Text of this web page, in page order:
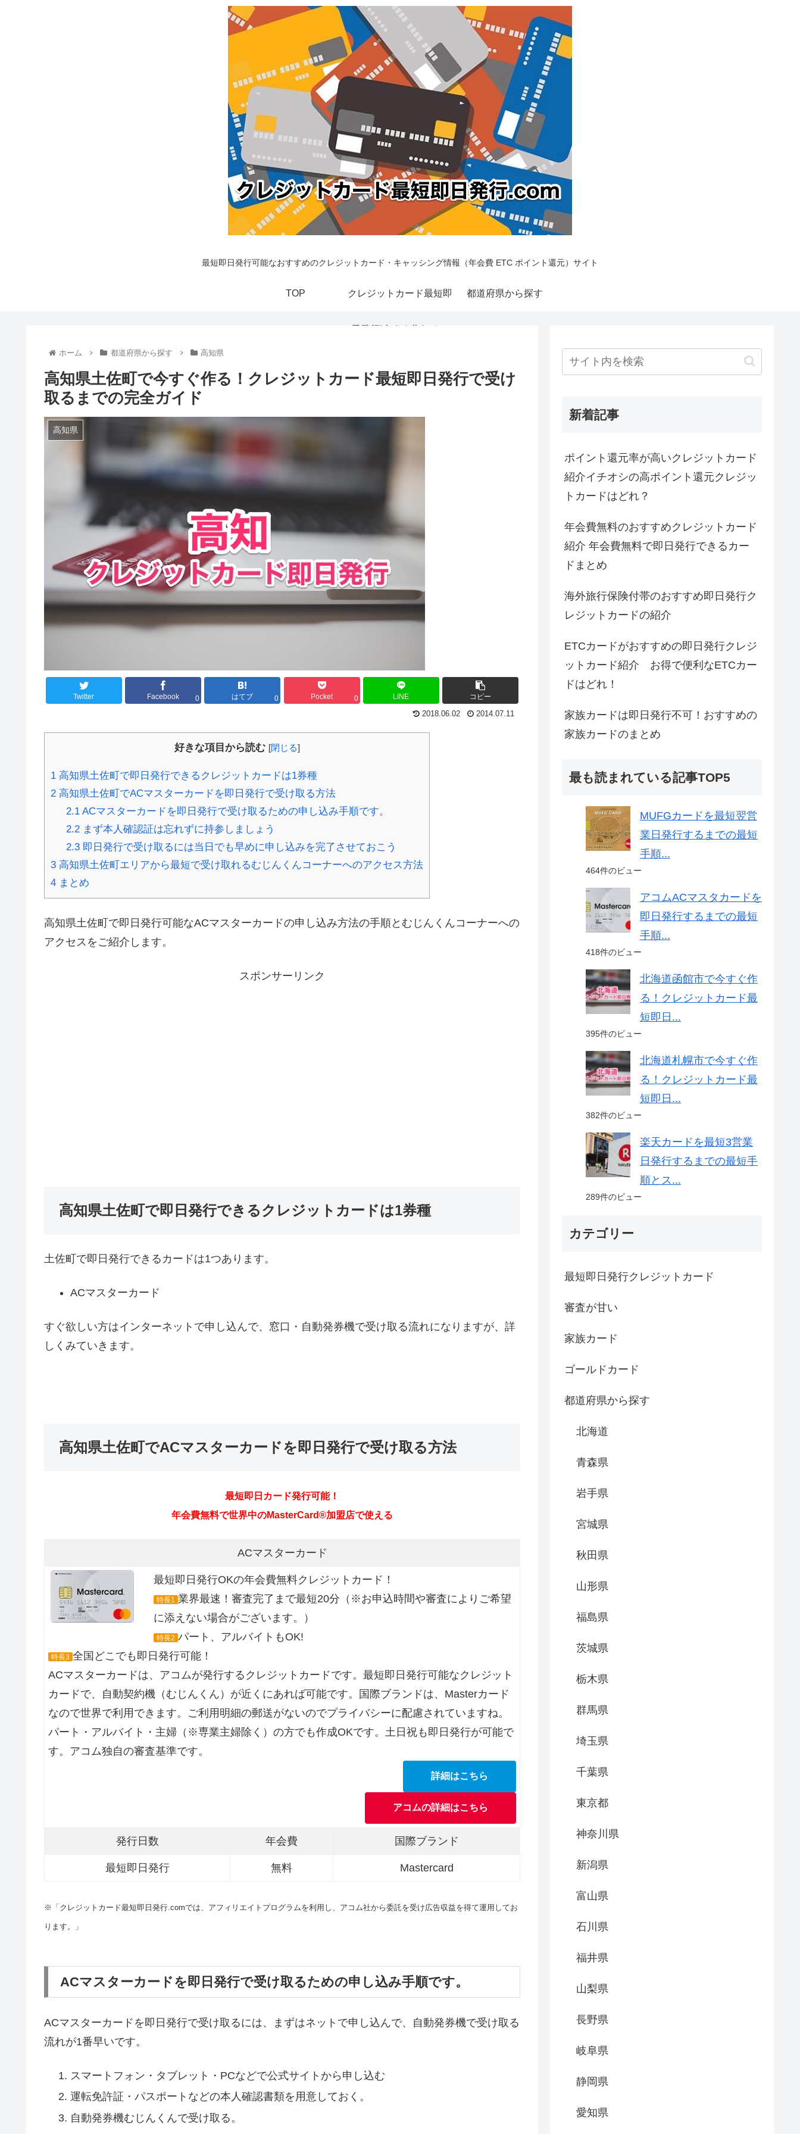
最短即日発行可能なおすすめのクレジットカード・キャッシング情報（年会費 ETC ポイント還元）サイト
TOP クレジットカード最短即
日発行|今すぐ作れる！
都道府県から探す
ホーム 都道府県から探す 高知県
高知県土佐町で今すぐ作る！クレジットカード最短即日発行で受け
取るまでの完全ガイド
高知県
Twitter Facebook 0 はてブ 0 Pocket 0 LINE コピー
2018.06.02 2014.07.11
好きな項目から読む [閉じる]
1 高知県土佐町で即日発行できるクレジットカードは1券種
2 高知県土佐町でACマスターカードを即日発行で受け取る方法
2.1ACマスターカードを即日発行で受け取るための申し込み手順です。
2.2まず本人確認証は忘れずに持参しましょう
2.3即日発行で受け取るには当日でも早めに申し込みを完了させておこう
3 高知県土佐町エリアから最短で受け取れるむじんくんコーナーへのアクセス方法
4 まとめ
高知県土佐町で即日発行可能なACマスターカードの申し込み方法の手順とむじんくんコーナーへの
アクセスをご紹介します。
スポンサーリンク
高知県土佐町で即日発行できるクレジットカードは1券種
土佐町で即日発行できるカードは1つあります。
ACマスターカード
すぐ欲しい方はインターネットで申し込んで、窓口・自動発券機で受け取る流れになりますが、詳
しくみていきます。
高知県土佐町でACマスターカードを即日発行で受け取る方法
ACマスターカード
最短即日発行OKの年会費無料クレジットカード！
特長1 業界最速！審査完了まで最短20分（※お申込時間や審査によりご希望
に添えない場合がございます。）
特長2 パート、アルバイトもOK!
特長3 全国どこでも即日発行可能！
ACマスターカードは、アコムが発行するクレジットカードです。最短即日発行可能なクレジット
カードで、自動契約機（むじんくん）が近くにあれば可能です。国際ブランドは、Masterカード
なので世界で利用できます。ご利用明細の郵送がないのでプライバシーに配慮されていますね。
パート・アルバイト・主婦（※専業主婦除く）の方でも作成OKです。土日祝も即日発行が可能で
す。アコム独自の審査基準です。
詳細はこちら
アコムの詳細はこちら
発行日数 年会費 国際ブランド
最短即日発行 無料 Mastercard
※「クレジットカード最短即日発行.comでは、アフィリエイトプログラムを利用し、アコム社から委託を受け広告収益を得て運用してお
ります。」
ACマスターカードを即日発行で受け取るための申し込み手順です。
ACマスターカードを即日発行で受け取るには、まずはネットで申し込んで、自動発券機で受け取る
流れが1番早いです。
スマートフォン・タブレット・PCなどで公式サイトから申し込む
運転免許証・パスポートなどの本人確認書類を用意しておく。
自動発券機むじんくんで受け取る。
新着記事
ポイント還元率が高いクレジットカード
紹介イチオシの高ポイント還元クレジッ
トカードはどれ？
年会費無料のおすすめクレジットカード
紹介 年会費無料で即日発行できるカー
ドまとめ
海外旅行保険付帯のおすすめ即日発行ク
レジットカードの紹介
ETCカードがおすすめの即日発行クレジ
ットカード紹介 お得で便利なETCカー
ドはどれ！
家族カードは即日発行不可！おすすめの
家族カードのまとめ
最も読まれている記事TOP5
MUFGカードを最短翌営
業日発行するまでの最短
手順...
464件のビュー
アコムACマスタカードを
即日発行するまでの最短
手順...
418件のビュー
北海道函館市で今すぐ作
る！クレジットカード最
短即日...
395件のビュー
北海道札幌市で今すぐ作
る！クレジットカード最
短即日...
382件のビュー
楽天カードを最短3営業
日発行するまでの最短手
順とス...
289件のビュー
カテゴリー
最短即日発行クレジットカード
審査が甘い
家族カード
ゴールドカード
都道府県から探す
北海道
青森県
岩手県
宮城県
秋田県
山形県
福島県
茨城県
栃木県
群馬県
埼玉県
千葉県
東京都
神奈川県
新潟県
富山県
石川県
福井県
山梨県
長野県
岐阜県
静岡県
愛知県